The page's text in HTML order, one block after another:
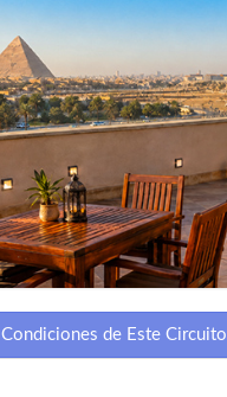
Condiciones de Este Circuito